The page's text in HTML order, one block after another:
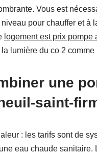
Vous est
pour chauffer et à
logement est prix
lumière du co 2
une
saint-
: les tarifs sont de
eau chaude sanitaire.